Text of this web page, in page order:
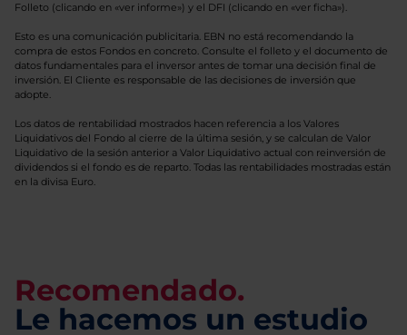
Folleto (clicando en «ver informe») y el DFI (clicando en «ver ficha»).
Esto es una comunicación publicitaria. EBN no está recomendando la
compra de estos Fondos en concreto. Consulte el folleto y el documento de
datos fundamentales para el inversor antes de tomar una decisión final de
inversión. El Cliente es responsable de las decisiones de inversión que
adopte.
Los datos de rentabilidad mostrados hacen referencia a los Valores
Liquidativos del Fondo al cierre de la última sesión, y se calculan de Valor
Liquidativo de la sesión anterior a Valor Liquidativo actual con reinversión de
dividendos si el fondo es de reparto. Todas las rentabilidades mostradas están
en la divisa Euro.
Recomendado.
Le hacemos un estudio